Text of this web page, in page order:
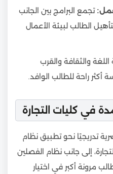
تجمع البرامج بين الجانب
الطالب لبيئة الأعمال
والثقافة والقرب
أكثر راحة للطالب الوافد.
في كليات التجارة
تدريجيًا نحو تطبيق نظام
إلى جانب نظام الفصلين
مرونة أكبر في اختيار